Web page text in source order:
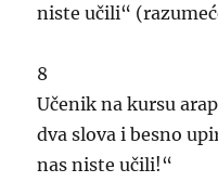
niste učili“
8
Učenik na kursu
dva slova i besno
nas niste učili!“